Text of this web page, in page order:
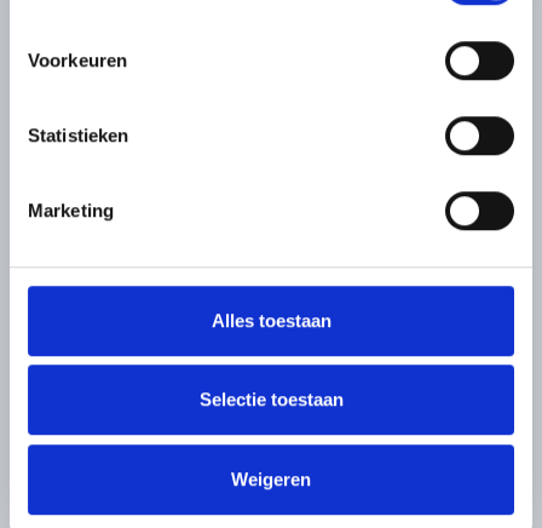
Voorkeuren
Statistieken
Marketing
Alles toestaan
Selectie toestaan
Weigeren